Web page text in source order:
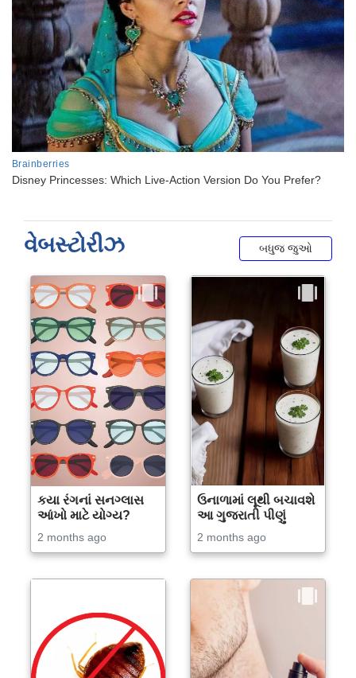
વેબસ્ટોરીઝ બધુજ જુઓ
કયા રંગનાં સનગ્લાસ
આંખો માટે યોગ્ય?
2 months ago
ઉનાળામાં લૂથી બચાવશે
આ ગુજરાતી પીણું
2 months ago